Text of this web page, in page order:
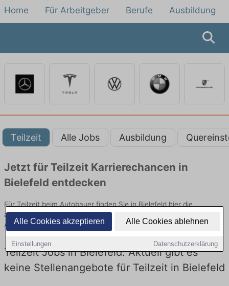
Alle Cookies akzeptieren Alle Cookies ablehnen
Einstellungen Datenschutzerklärung
Home Für Arbeitgeber Berufe Ausbildung
Teilzeit Alle Jobs Ausbildung
Jetzt für Teilzeit Karrierechancen in
Bielefeld entdecken
Für Teilzeit beim Autobauer finden Sie in Bielefeld hier die
aktuellsten Angebote. Entdecken Sie freie Optionen von Top-
Arbeitgebern und bewerben Sie sich noch heute.
Teilzeit Jobs in Bielefeld: Aktuell gibt es
keine Stellenangebote für Teilzeit in Bielefeld